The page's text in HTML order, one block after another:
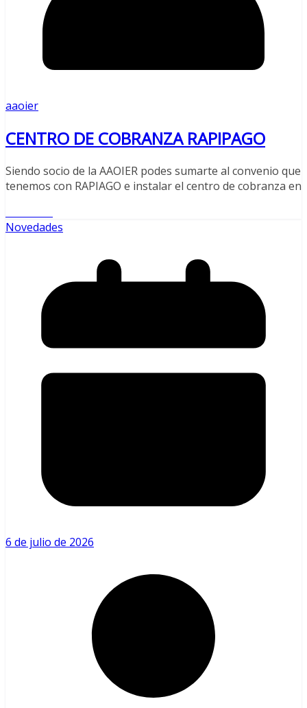
aaoier
CENTRO DE COBRANZA RAPIPAGO
Siendo socio de la AAOIER podes sumarte al convenio que
tenemos con RAPIAGO e instalar el centro de cobranza en
Novedades
6 de julio de 2026